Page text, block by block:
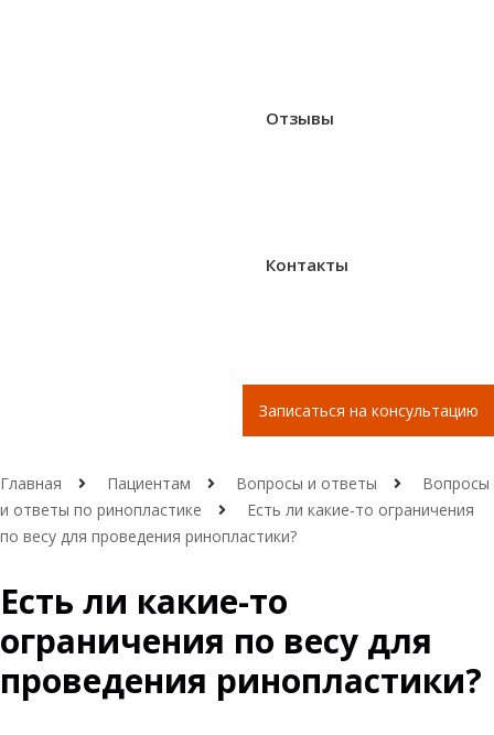
Отзывы
Контакты
Записаться на консультацию
Главная Пациентам Вопросы и ответы
Вопросы
и ответы по ринопластике
Есть ли какие-то ограничения
по весу для проведения ринопластики?
Есть ли какие-то
ограничения по весу для
проведения ринопластики?